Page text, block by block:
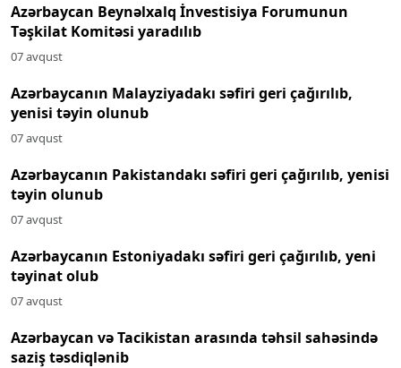
Azərbaycan Beynəlxalq İnvestisiya Forumunun
Təşkilat Komitəsi yaradılıb
07 avqust
Azərbaycanın Malayziyadakı səfiri geri çağırılıb,
yenisi təyin olunub
07 avqust
Azərbaycanın Pakistandakı səfiri geri çağırılıb, yenisi
təyin olunub
07 avqust
Azərbaycanın Estoniyadakı səfiri geri çağırılıb, yeni
təyinat olub
07 avqust
Azərbaycan və Tacikistan arasında təhsil sahəsində
saziş təsdiqlənib